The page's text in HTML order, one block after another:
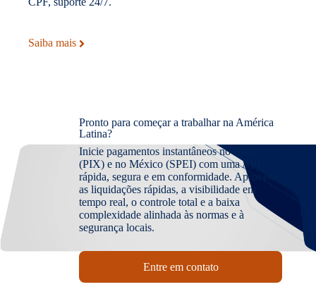
Saiba mais
Pronto para começar a trabalhar na América
Latina?
Inicie pagamentos instantâneos no Brasil
(PIX) e no México (SPEI) com uma API
rápida, segura e em conformidade. Aproveite
as liquidações rápidas, a visibilidade em
tempo real, o controle total e a baixa
complexidade alinhada às normas e à
segurança locais.
Entre em contato